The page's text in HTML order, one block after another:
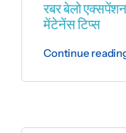
रबर बेलो
मेंटेनेंस टिप्स
Continue